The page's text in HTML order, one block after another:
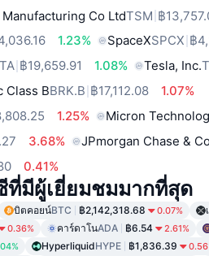
Co LtdTSM ฿
1.23% SpaceXSPCX ฿
฿19,659.91 1.08% Tesla, Inc.
Class BBRK.B ฿17,112.08
1.07%
1.25% Micron
3.68% JPmorgan Chase &
0.41%
ที่มีผู้เยี่ยมชมมากที่สุด
บิตคอยน์BTC ฿2,142,318.68 0.07%
0.36% คาร์ดาโนADA ฿6.54 2.61%
HyperliquidHYPE ฿1,836.39